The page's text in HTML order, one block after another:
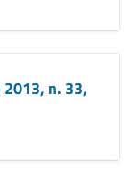
n. 33,